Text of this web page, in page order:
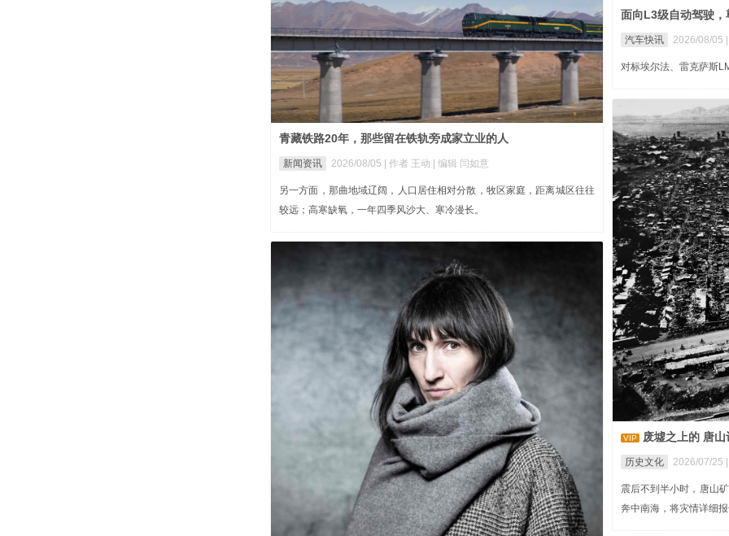
面向L3级自动驾驶
汽车快讯 2026/08/05
对标埃尔法、雷克萨斯
青藏铁路20年，那些留在铁轨旁成家立业的人
新闻资讯 2026/08/05 | 作者 王动 | 编辑 闫如意
另一方面，那曲地域辽阔，人口居住相对分散，牧区家庭，距离城区往往
较远；高寒缺氧，一年四季风沙大、寒冷漫长。
VIP 废墟之上的 唐山
历史文化 2026/07/25
震后不到半小时，唐山
奔中南海，将灾情详细